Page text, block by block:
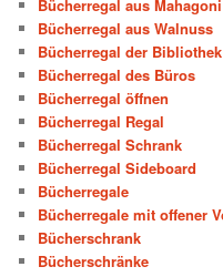
Bücherregal aus Mahagoni
Bücherregal aus Walnuss
Bücherregal der Bibliothek
Bücherregal des Büros
Bücherregal öffnen
Bücherregal Regal
Bücherregal Schrank
Bücherregal Sideboard
Bücherregale
Bücherregale mit offener
Bücherschrank
Bücherschränke